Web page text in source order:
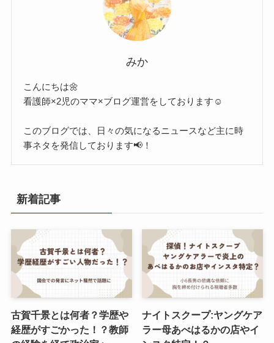
みか
こんにちは🌼
看護師×2児のママ×ブログ運営をしております☺︎
このブログでは、日々の気になるニュースなど主に時
事ネタを発信しております📢！
新着記事
古賀千景とは何者？学歴や
経歴がすごかった！？教師
ナイトスクープ:ヤングケア
ラー母あべはるかの店やイ